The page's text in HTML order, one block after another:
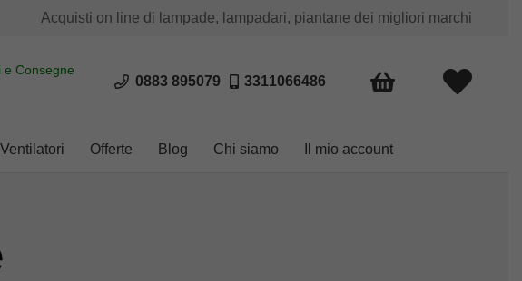
Acquisti on line di lampade, lampadari, piantane dei migliori marchi
e Consegne
0883 895079 3311066486
Ventilatori Offerte Blog Chi siamo Il mio account